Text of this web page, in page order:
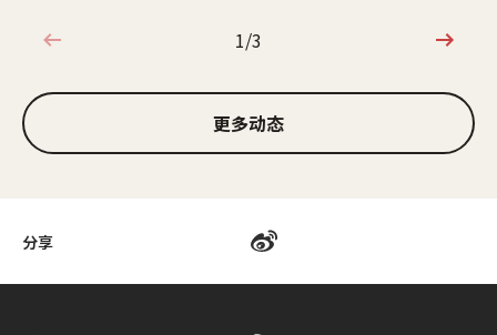
分享
1/3
1/3
更多动态